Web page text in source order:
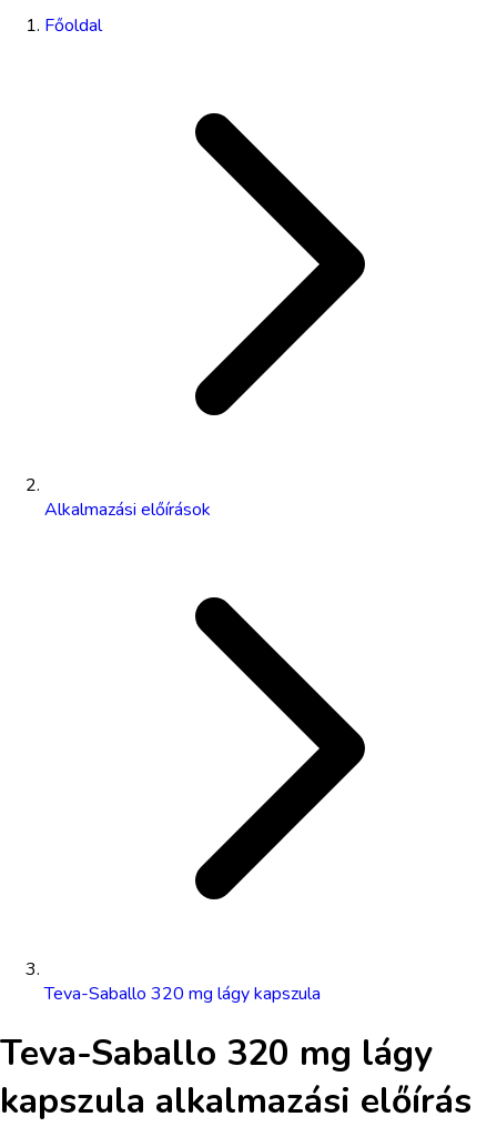
Főoldal
Alkalmazási előírások
Teva-Saballo 320 mg lágy kapszula
Teva-Saballo 320 mg lágy
kapszula alkalmazási előírás